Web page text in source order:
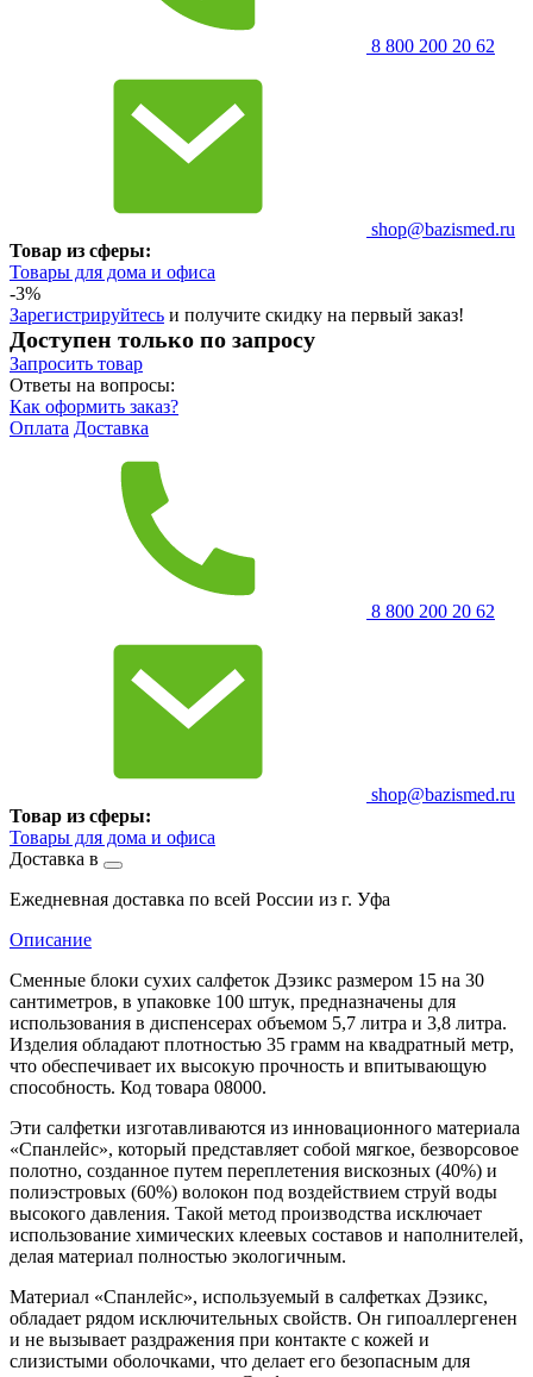
8 800 200 20 62
shop@bazismed.ru
Товар из сферы:
Товары для дома и офиса
-3%
Зарегистрируйтесь и получите скидку на первый заказ!
Доступен только по запросу
Запросить товар
Ответы на вопросы:
Как оформить заказ?
Оплата Доставка
8 800 200 20 62
shop@bazismed.ru
Товар из сферы:
Товары для дома и офиса
Доставка в
Ежедневная доставка по всей России из г. Уфа
Описание
Сменные блоки сухих салфеток Дэзикс размером 15 на 30
сантиметров, в упаковке 100 штук, предназначены для
использования в диспенсерах объемом 5,7 литра и 3,8 литра.
Изделия обладают плотностью 35 грамм на квадратный метр,
что обеспечивает их высокую прочность и впитывающую
способность. Код товара 08000.
Эти салфетки изготавливаются из инновационного материала
«Спанлейс», который представляет собой мягкое, безворсовое
полотно, созданное путем переплетения вискозных (40%) и
полиэстровых (60%) волокон под воздействием струй воды
высокого давления. Такой метод производства исключает
использование химических клеевых составов и наполнителей,
делая материал полностью экологичным.
Материал «Спанлейс», используемый в салфетках Дэзикс,
обладает рядом исключительных свойств. Он гипоаллергенен
и не вызывает раздражения при контакте с кожей и
слизистыми оболочками, что делает его безопасным для